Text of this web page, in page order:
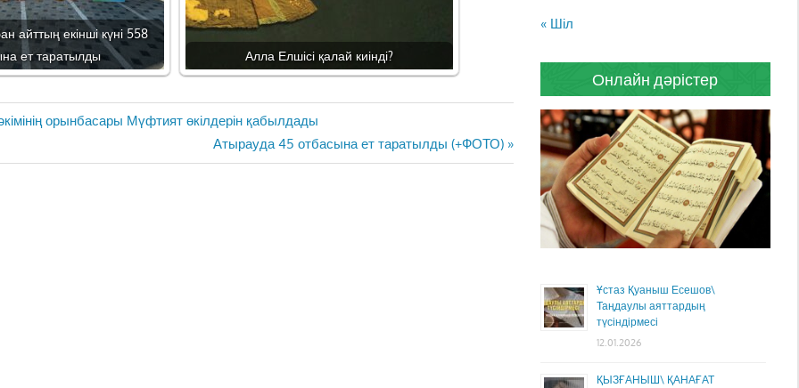
айттың екінші күні 558
ет таратылды
Алла Елшісі қалай киінді?
орынбасары Мүфтият өкілдерін қабылдады
Next
Post:
Атырауда 45 отбасына ет таратылды (+ФОТО)
« Шіл
Онлайн дәрістер
Ұстаз Қуаныш Есешов\
Таңдаулы аяттардың
түсіндірмесі
12.01.2026
ҚЫЗҒАНЫШ\ ҚАНАҒАТ